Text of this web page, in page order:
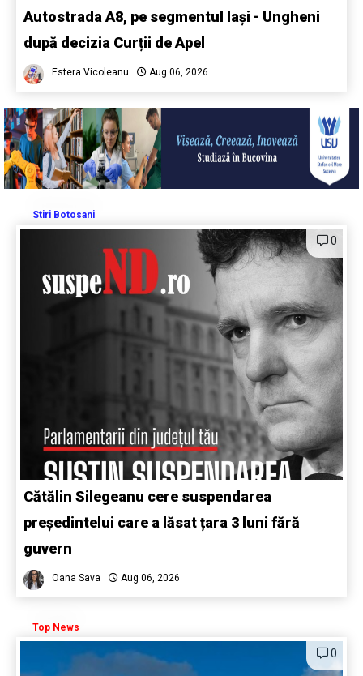
Autostrada A8, pe segmentul Iași - Ungheni
după decizia Curții de Apel
Estera Vicoleanu Aug 06, 2026
Stiri Botosani
0
Cătălin Silegeanu cere suspendarea
președintelui care a lăsat țara 3 luni fără
guvern
Oana Sava Aug 06, 2026
Top News
0